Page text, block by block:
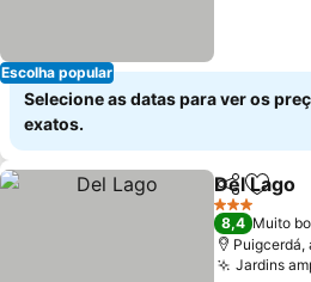
Escolha popular
Selecione as datas para ver os
exatos.
Partilhar
Del Lago
3 Estrelas
8,4 Muito
Puigcerdá,
Jardins